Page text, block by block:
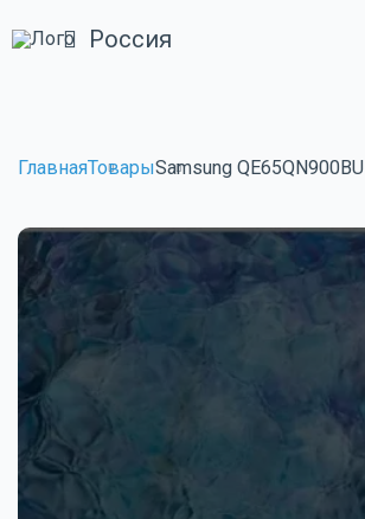
Россия
ГлавнаяТоварыSamsung QE65QN900BU